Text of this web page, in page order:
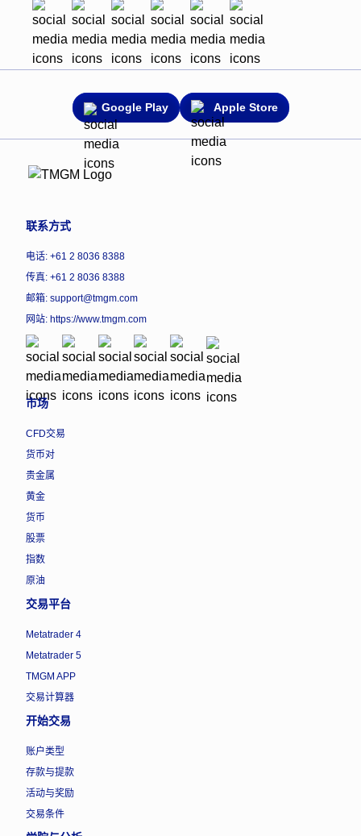
Google Play Apple Store
联系方式
电话: +61 2 8036 8388
传真: +61 2 8036 8388
邮箱: support@tmgm.com
网站: https://www.tmgm.com
市场
CFD交易
货币对
贵金属
黄金
货币
股票
指数
原油
交易平台
Metatrader 4
Metatrader 5
TMGM APP
交易计算器
开始交易
账户类型
存款与提款
活动与奖励
交易条件